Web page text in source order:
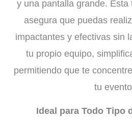
y una pantalla grande.
asegura que puedas
impactantes y efectivas sin
tu propio equipo,
permitiendo que te
tu
Ideal para Todo Tipo